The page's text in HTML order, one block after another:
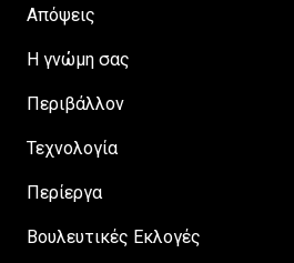
Απόψεις
H γνώμη σας
Περιβάλλον
Τεχνολογία
Περίεργα
Βουλευτικές Εκλογές